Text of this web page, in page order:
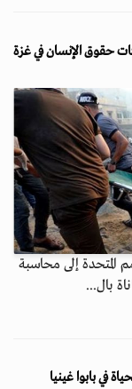
حقوق الإنسان في غزة
المتحدة إلى محاسبة
بال...
في بابوا غينيا